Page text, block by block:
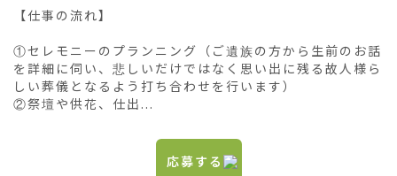
【仕事の流れ】
①セレモニーのプランニング（ご遺族の方から生前のお話
を詳細に伺い、悲しいだけではなく思い出に残る故人様ら
しい葬儀となるよう打ち合わせを行います）
②祭壇や供花、仕出...
応募する